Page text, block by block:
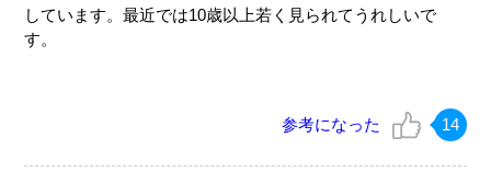
しています。最近では10歳以上若く見られてうれしいで
す
参考になった 14